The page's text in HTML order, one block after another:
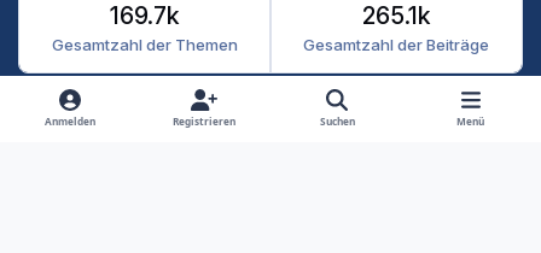
Gesamtzahl der Themen
169.7k
Gesamtzahl der Beiträge
265.1k
Heller Modus
Dunkler Modus
Systemeinstellung
Anmelden Registrieren Suchen Menü